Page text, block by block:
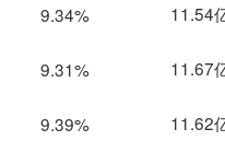
9.34% 11.54
9.31% 11.67
9.39% 11.62